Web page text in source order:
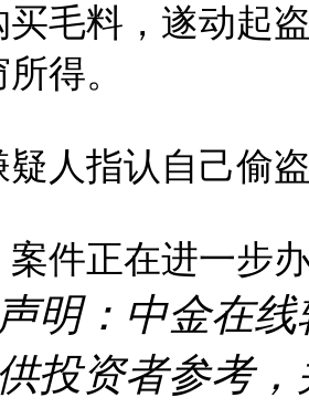
毛料，遂动起
得。
指认自己偷盗
正在进一步办
明：中金在
投资者参考